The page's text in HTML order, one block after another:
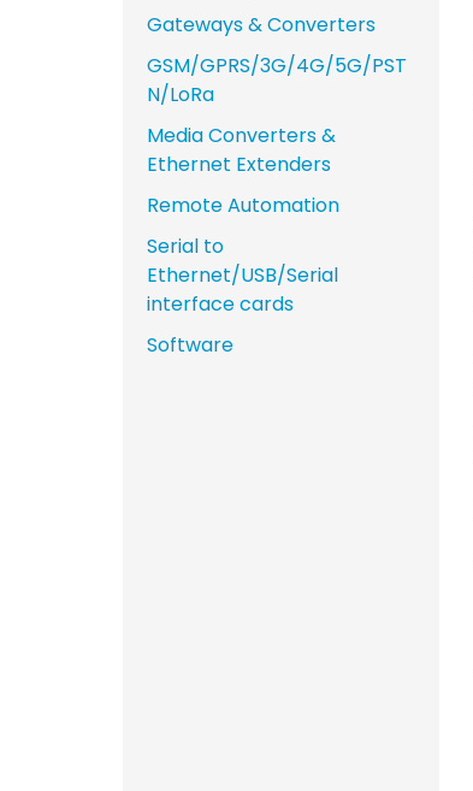
Gateways & Converters
GSM/GPRS/3G/4G/5G/PST
N/LoRa
Media Converters &
Ethernet Extenders
Remote Automation
Serial to
Ethernet/USB/Serial
interface cards
Software